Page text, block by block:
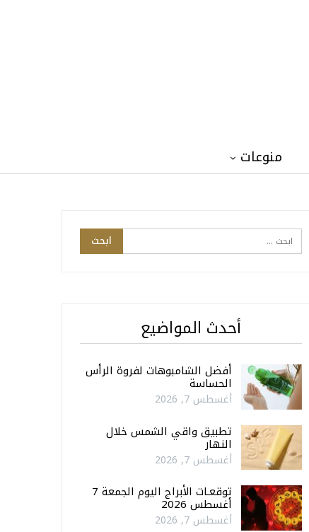
منوعات
أحدث المواضيع
أفضل الشامبوهات لفروة الرأس
الحساسة
أغسطس 7, 2026
تطبيق واقي الشمس خلال
النهار
أغسطس 7, 2026
توقعـات الأبراج اليوم الجمعة 7
أغسطس 2026
أغسطس 7, 2026